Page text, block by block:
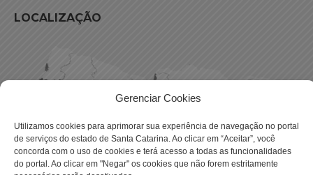
Gerenciar Cookies
Utilizamos cookies para aprimorar sua experiência de navegação no portal
de serviços do estado de Santa Catarina. Ao clicar em “Aceitar”, você
concorda com o uso de cookies e terá acesso a todas as funcionalidades
do portal. Ao clicar em "Negar" os cookies que não forem estritamente
LOCALIZAÇÃO